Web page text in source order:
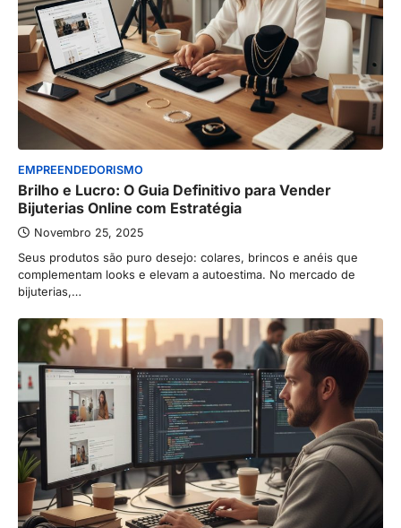
EMPREENDEDORISMO
Brilho e Lucro: O Guia Definitivo para Vender
Bijuterias Online com Estratégia
Novembro 25, 2025
Seus produtos são puro desejo: colares, brincos e anéis que
complementam looks e elevam a autoestima. No mercado de
bijuterias,…